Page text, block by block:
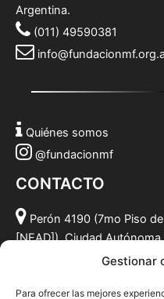
Gestionar
Para ofrecer las mejores
Argentina.
(011) 49590381
Quiénes somos
@fundacionmf
CONTACTO
Perón 4190 (7mo Piso
[NEAD]), Ciudad